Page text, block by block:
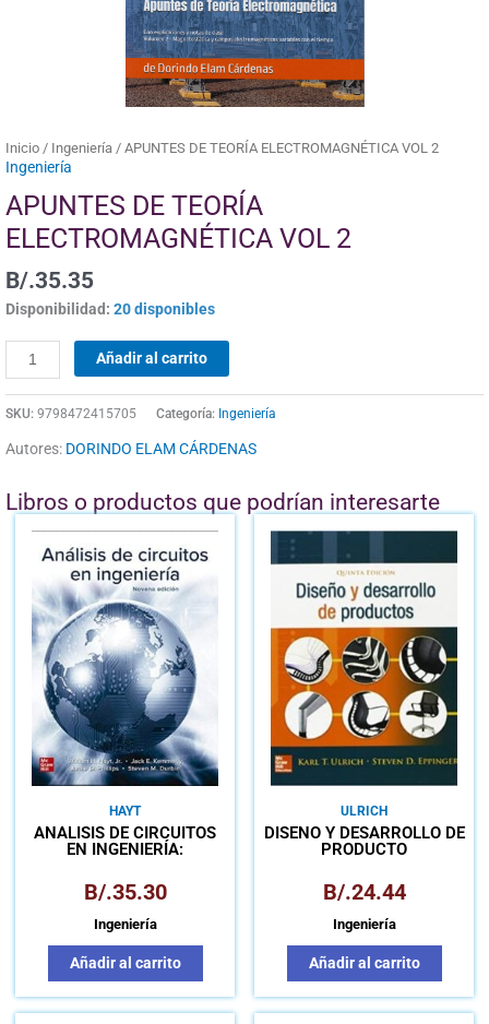
Inicio / Ingeniería / APUNTES DE TEORÍA ELECTROMAGNÉTICA VOL 2
Ingeniería
APUNTES DE TEORÍA
ELECTROMAGNÉTICA VOL 2
B/.35.35
Disponibilidad: 20 disponibles
Añadir al carrito
SKU: 9798472415705 Categoría: Ingeniería
Autores: DORINDO ELAM CÁRDENAS
Libros o productos que podrían interesarte
HAYT
ANÁLISIS DE CIRCUITOS
EN INGENIERÍA:
B/.35.30
Ingeniería
Añadir al carrito
ULRICH
DISEÑO Y DESARROLLO DE
PRODUCTO
B/.24.44
Ingeniería
Añadir al carrito